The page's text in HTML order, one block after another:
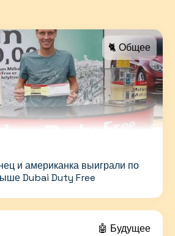
🐈 Общее
и американка выиграли по
Dubai Duty Free
🤖 Будущее